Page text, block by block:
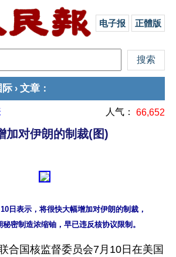
电子报 正體版
际 › 文章 ：
人气： 66,652
加对伊朗的制裁(图)
日表示，将很快大幅增加对伊朗的制裁，
合国核监督委员会7月10日在美国